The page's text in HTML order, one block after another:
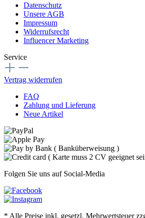
Datenschutz
Unsere AGB
Impressum
Widerrufsrecht
Influencer Marketing
Service
Vertrag widerrufen
FAQ
Zahlung und Lieferung
Neue Artikel
Folgen Sie uns auf Social-Media
* Alle Preise inkl. gesetzl. Mehrwertsteuer